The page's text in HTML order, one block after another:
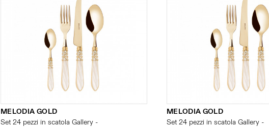
MELODIA GOLD
Set 24 pezzi in scatola Gallery -
MELODIA GOLD
Set 24 pezzi in scatola Gallery -